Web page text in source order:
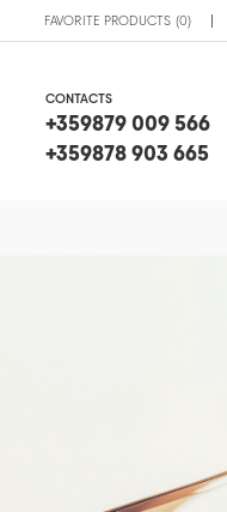
FAVORITE PRODUCTS (0)
CONTACTS
+359879 009 566
+359878 903 665